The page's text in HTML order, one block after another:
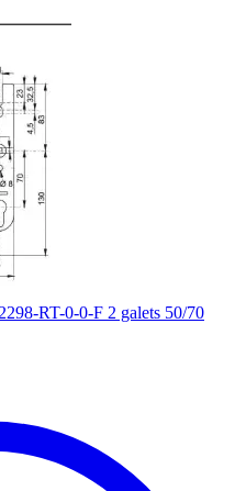
RT-0-0-F 2 galets 50/70